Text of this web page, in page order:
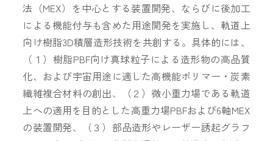
法（MEX）を中心とする装置開発、ならびに後加工
による機能付与も含めた用途開発を実施し、軌道上
向け樹脂3D積層造形技術を共創する。具体的には、
（１）樹脂PBF向け真球粒子による造形物の高品質
化、および宇宙用途に適した高機能ポリマー・炭素
繊維複合材料の創出、（２）微小重力場である軌道
上への適用を目的とした高重力場PBFおよび6軸MEX
の装置開発、（３）部品造形やレーザー誘起グラフ